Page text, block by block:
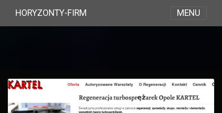
HORYZONTY-FIRM MENU